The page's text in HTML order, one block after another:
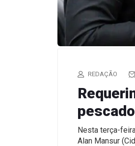
REDAÇÃO
Nesta terça-
Alan Mansur